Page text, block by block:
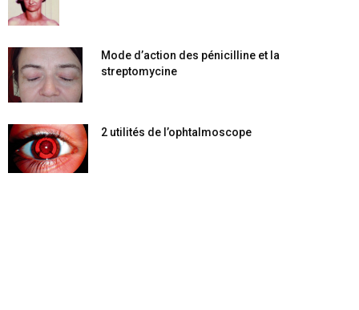
Mode d’action des pénicilline et la
streptomycine
2 utilités de l’ophtalmoscope